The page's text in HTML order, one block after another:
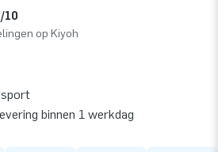
10
op Kiyoh
binnen 1 werkdag